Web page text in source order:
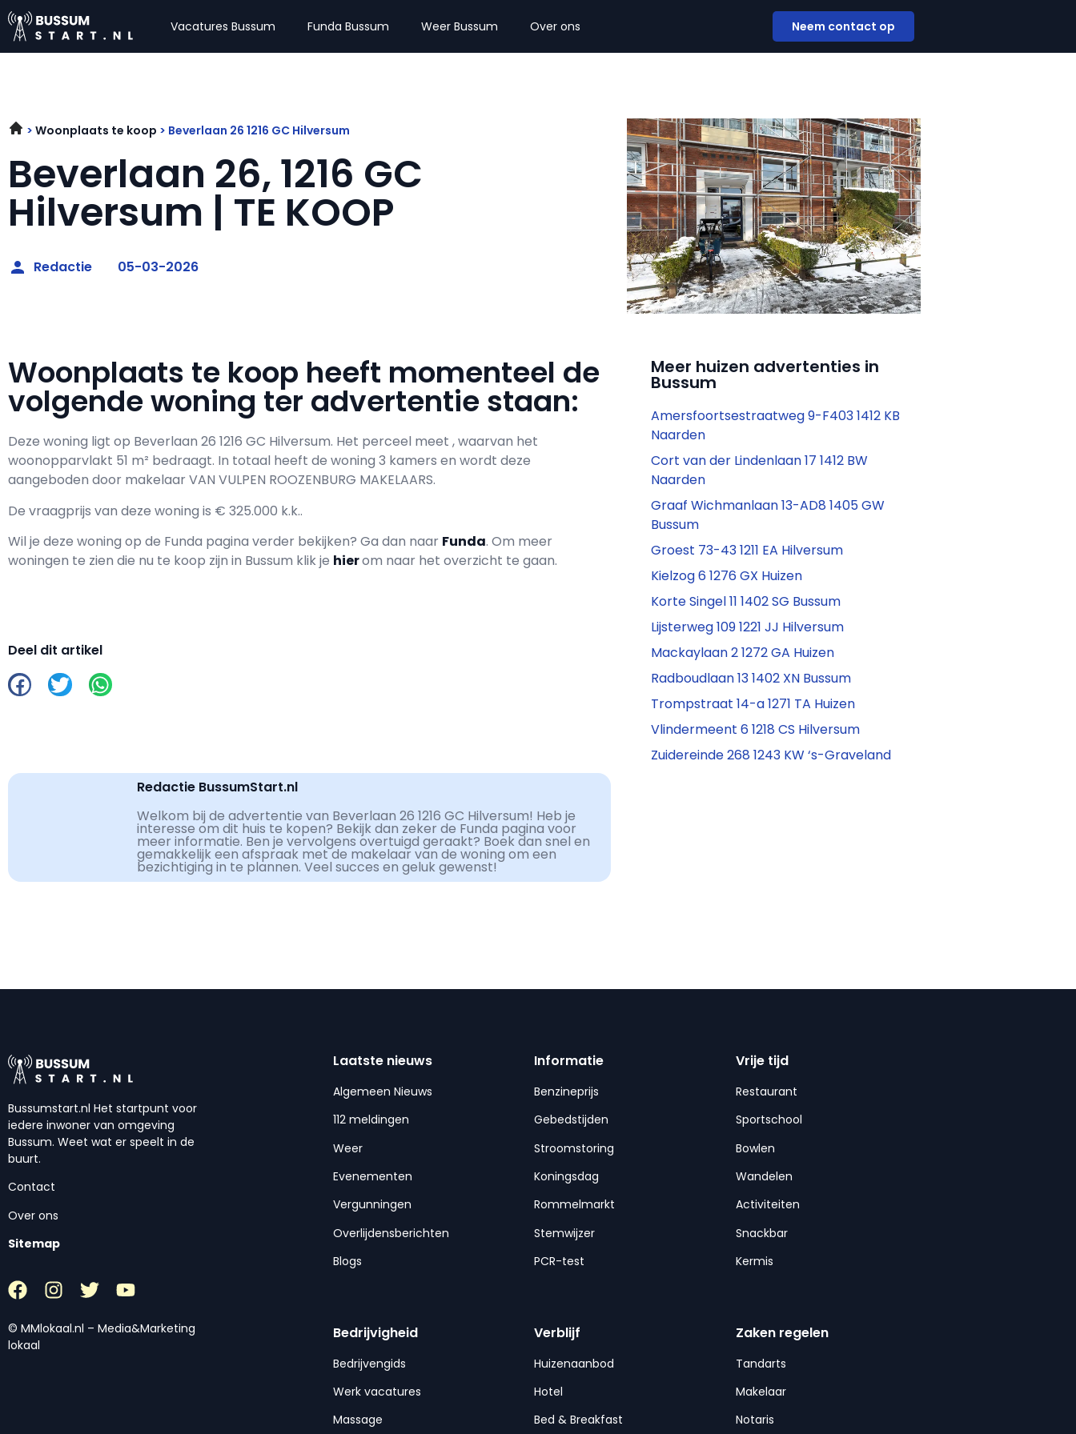
Vacatures Bussum Funda Bussum Weer Bussum Over ons Neem contact op
Woonplaats te koop Beverlaan 26 1216 GC Hilversum
Beverlaan 26, 1216 GC
Hilversum | TE KOOP
Redactie 05-03-2026
Woonplaats te koop heeft momenteel de
volgende woning ter advertentie staan:
Deze woning ligt op Beverlaan 26 1216 GC Hilversum. Het perceel meet , waarvan het
woonopparvlakt 51 m² bedraagt. In totaal heeft de woning 3 kamers en wordt deze
aangeboden door makelaar VAN VULPEN ROOZENBURG MAKELAARS.
De vraagprijs van deze woning is € 325.000 k.k..
Wil je deze woning op de Funda pagina verder bekijken? Ga dan naar Funda. Om meer
woningen te zien die nu te koop zijn in Bussum klik je hierom naar het overzicht te gaan.
Deel dit artikel
Redactie BussumStart.nl
Welkom bij de advertentie van Beverlaan 26 1216 GC Hilversum! Heb je
interesse om dit huis te kopen? Bekijk dan zeker de Funda pagina voor
meer informatie. Ben je vervolgens overtuigd geraakt? Boek dan snel en
gemakkelijk een afspraak met de makelaar van de woning om een
bezichtiging in te plannen. Veel succes en geluk gewenst!
Meer huizen advertenties in
Bussum
Amersfoortsestraatweg 9-F403 1412 KB
Naarden
Cort van der Lindenlaan 17 1412 BW
Naarden
Graaf Wichmanlaan 13-AD8 1405 GW
Bussum
Groest 73-43 1211 EA Hilversum
Kielzog 6 1276 GX Huizen
Korte Singel 11 1402 SG Bussum
Lijsterweg 109 1221 JJ Hilversum
Mackaylaan 2 1272 GA Huizen
Radboudlaan 13 1402 XN Bussum
Trompstraat 14-a 1271 TA Huizen
Vlindermeent 6 1218 CS Hilversum
Zuidereinde 268 1243 KW ‘s-Graveland
Bussumstart.nl Het startpunt voor
iedere inwoner van omgeving
Bussum. Weet wat er speelt in de
buurt.
Contact
Over ons
Sitemap
© MMlokaal.nl – Media&Marketing
lokaal
Laatste nieuws
Algemeen Nieuws
112 meldingen
Weer
Evenementen
Vergunningen
Overlijdensberichten
Blogs
Informatie
Benzineprijs
Gebedstijden
Stroomstoring
Koningsdag
Rommelmarkt
Stemwijzer
PCR-test
Vrije tijd
Restaurant
Sportschool
Bowlen
Wandelen
Activiteiten
Snackbar
Kermis
Bedrijvigheid
Bedrijvengids
Werk vacatures
Massage
Verblijf
Huizenaanbod
Hotel
Bed & Breakfast
Zaken regelen
Tandarts
Makelaar
Notaris